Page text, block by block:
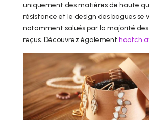
uniquement des matières de haute
résistance et le design des bagues se
notamment salués par la majorité
reçus. Découvrez également hootch